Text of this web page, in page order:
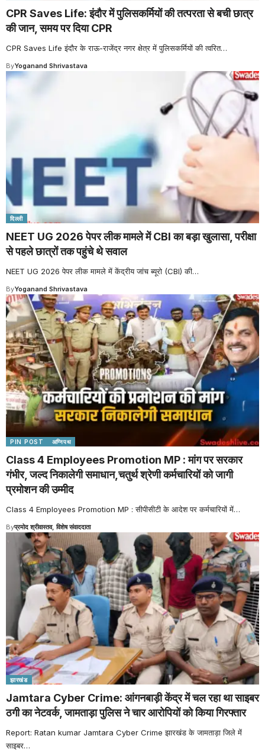
CPR Saves Life: इंदौर में पुलिसकर्मियों की तत्परता से बची छात्र
की जान, समय पर दिया CPR
CPR Saves Life इंदौर के राऊ-राजेंद्र नगर क्षेत्र में पुलिसकर्मियों की त्वरित…
ByYoganand Shrivastava
दिल्ली
NEET UG 2026 पेपर लीक मामले में CBI का बड़ा खुलासा, परीक्षा
से पहले छात्रों तक पहुंचे थे सवाल
NEET UG 2026 पेपर लीक मामले में केंद्रीय जांच ब्यूरो (CBI) की…
ByYoganand Shrivastava
PIN POST अग्निपथ
Class 4 Employees Promotion MP : मांग पर सरकार
गंभीर, जल्द निकालेगी समाधान,चतुर्थ श्रेणी कर्मचारियों को जागी
प्रमोशन की उम्मीद
Class 4 Employees Promotion MP : सीपीसीटी के आदेश पर कर्मचारियों में…
Byप्रमोद श्रीवास्तव, विशेष संवाददाता
झारखंड
Jamtara Cyber Crime: आंगनबाड़ी केंद्र में चल रहा था साइबर
ठगी का नेटवर्क, जामताड़ा पुलिस ने चार आरोपियों को किया गिरफ्तार
Report: Ratan kumar Jamtara Cyber Crime झारखंड के जामताड़ा जिले में
साइबर…